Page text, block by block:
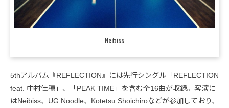
Neibiss
5thアルバム『REFLECTION』には先行シングル「REFLECTION
feat. 中村佳穂」、「PEAK TIME」を含む全16曲が収録。客演に
はNeibiss、UG Noodle、Kotetsu Shoichiroなどが参加しており、